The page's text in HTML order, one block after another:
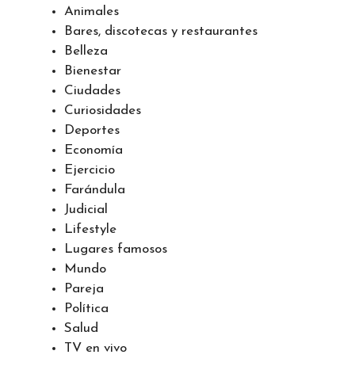
Animales
Bares, discotecas y restaurantes
Belleza
Bienestar
Ciudades
Curiosidades
Deportes
Economía
Ejercicio
Farándula
Judicial
Lifestyle
Lugares famosos
Mundo
Pareja
Política
Salud
TV en vivo